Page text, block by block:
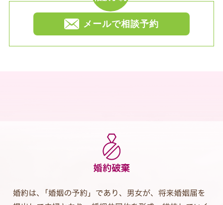
メールで相談予約